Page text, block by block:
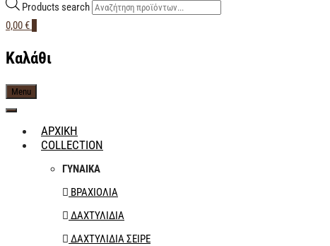
ΠΑΠΑΪΩΑΝΝΟΥ ΚΟΣΜΗΜΑΤΑ
Κοσμήματα, Ρολόγια & Αξεσουάρ με 70+ χρόνια εμπιστοσύνης στη Θεσσαλονίκη
Products search
0,00 €
Καλάθι
Menu
ΑΡΧΙΚΗ
COLLECTION
ΓΥΝΑΙΚΑ
ΒΡΑΧΙΟΛΙΑ
ΔΑΧΤΥΛΙΔΙΑ
ΔΑΧΤΥΛΙΔΙΑ ΣΕΙΡΕ